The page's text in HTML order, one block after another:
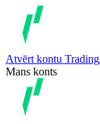
Atvērt kontu Trading
Mans konts